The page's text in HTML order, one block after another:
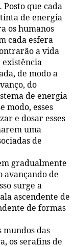
Posto que cada
de energia
os humanos
cada esfera
a vida
existência
de modo a
do
de energia
modo, esses
e dosar esses
uma
de
gradualmente
avançando de
surge a
ascendente de
de formas
mundos das
os serafins de